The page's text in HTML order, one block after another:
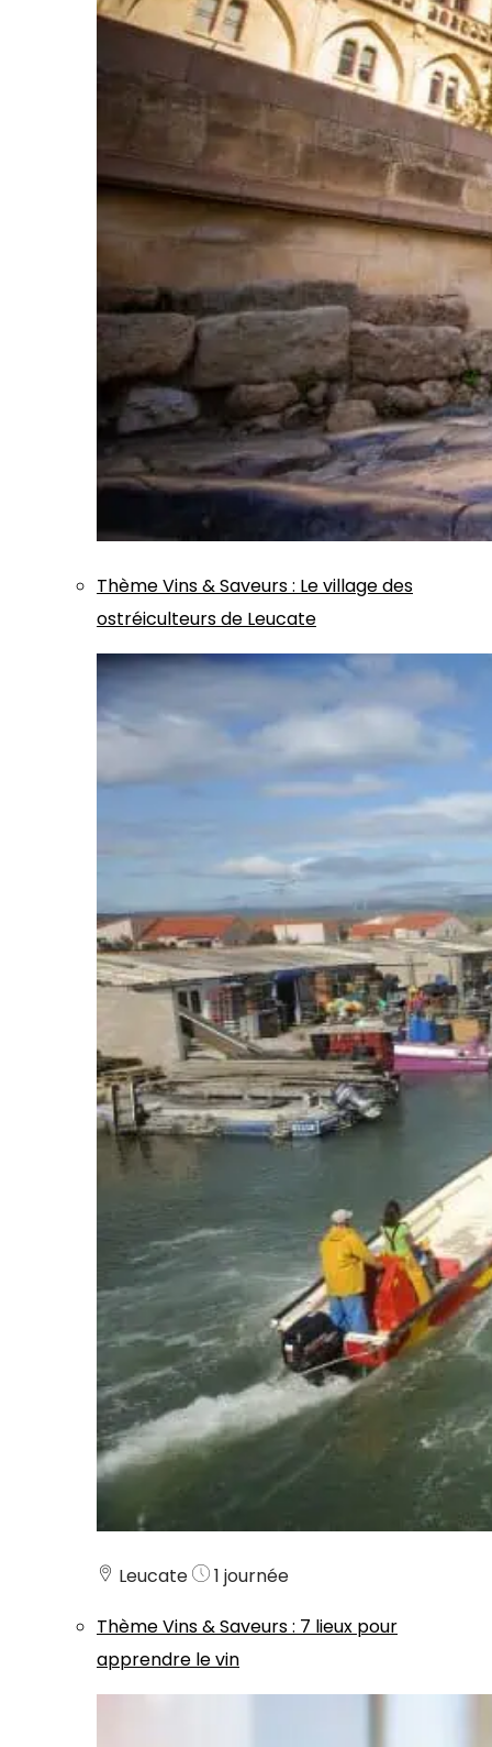
ThèmeVins & Saveurs: Le village des
ostréiculteurs de Leucate
Leucate
1 journée
ThèmeVins & Saveurs: 7 lieux pour
apprendre le vin